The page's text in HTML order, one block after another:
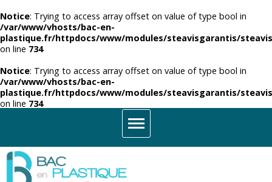
Notice: Trying to access array offset on value of type bool in
/var/www/vhosts/bac-en-
plastique.fr/httpdocs/www/modules/steavisgarantis/
on line 734
Notice: Trying to access array offset on value of type bool in
/var/www/vhosts/bac-en-
plastique.fr/httpdocs/www/modules/steavisgarantis/
on line 734